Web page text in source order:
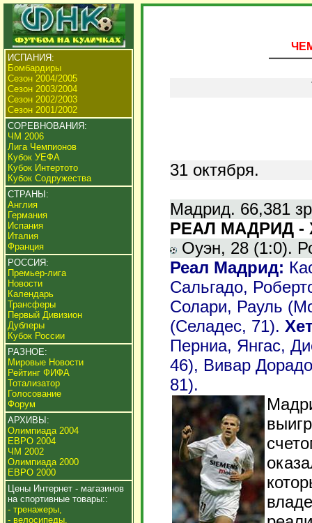
ИСПАНИЯ:
Бомбардиры
Сезон 2004/2005
Сезон 2003/2004
Сезон 2002/2003
Сезон 2001/2002
СОРЕВНОВАНИЯ:
ЧМ 2006
Лига Чемпионов
Кубок УЕФА
Кубок Интертото
Кубок Содружества
СТРАНЫ:
Англия
Германия
Испания
Италия
Франция
РОССИЯ:
Премьер-лига
Новости
Календарь
Трансферы
Первый Дивизион
Дублеры
Кубок России
РАЗНОЕ:
Мировые Новости
Рейтинг ФИФА
Тотализатор
Голосование
Форум
АРХИВЫ:
Олимпиада 2004
ЕВРО 2004
ЧМ 2002
Олимпиада 2000
ЕВРО 2000
Цены Интернет - магазинов
на спортивные товары::
- тренажеры,
- велосипеды,
31 октября.
Мадрид. 66,381
РЕАЛ МАДРИД -
Оуэн, 28 (1:0).
Реал Мадрид:
Сальгадо,
Солари, Рауль
(Селадес, 71).
Перниа, Янгас,
46), Вивар
81).